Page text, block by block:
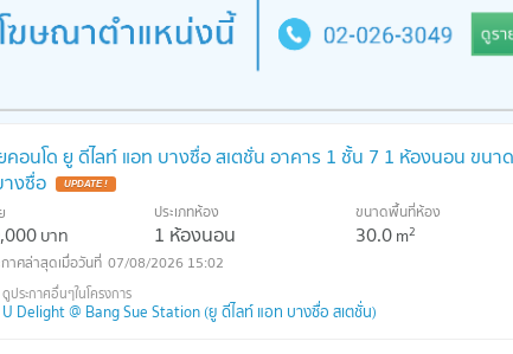
คอนโด ยู ดีไลท์ แอท บางซื่อ สเตชั่น อาคาร 1 ชั้น 7 1 ห้องนอน ขนา
างซื่อ
UPDATE !
บาท
ประเภทห้อง
1 ห้องนอน
ขนาดพื้นที่ห้อง
30.0m2
07/08/2026 15:02
U Delight @ Bang Sue Station (ยู ดีไลท์ แอท บางซื่อ สเตชั่น)